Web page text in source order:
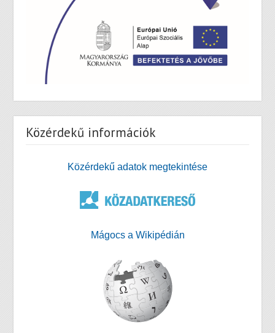
Közérdekű információk
Közérdekű adatok megtekintése
Mágocs a Wikipédián